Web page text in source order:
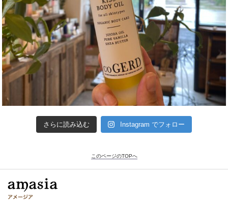
さらに読み込む Instagram でフォロー
このページのTOPへ